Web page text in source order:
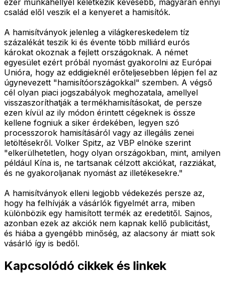
család elől veszik el a kenyeret a hamisítók.
A hamisítványok jelenleg a világkereskedelem tíz
százalékát teszik ki és évente több milliárd eurós
károkat okoznak a fejlett országoknak. A német
egyesület ezért próbál nyomást gyakorolni az Európai
Unióra, hogy az eddigieknél erőteljesebben lépjen fel az
úgynevezett "hamisítóországokkal" szemben. A végső
cél olyan piaci jogszabályok meghozatala, amellyel
visszaszoríthatják a termékhamisításokat, de persze
ezen kívül az ily módon érintett cégeknek is össze
kellene fogniuk a siker érdekében, legyen szó
processzorok hamisításáról vagy az illegális zenei
letöltésekről. Volker Spitz, az VBP elnöke szerint
"elkerülhetetlen, hogy olyan országokban, mint, amilyen
például Kína is, ne tartsanak célzott akciókat, razziákat,
és ne gyakoroljanak nyomást az illetékesekre."
A hamisítványok elleni legjobb védekezés persze az,
hogy ha felhívják a vásárlók figyelmét arra, miben
különbözik egy hamisított termék az eredetitől. Sajnos,
azonban ezek az akciók nem kapnak kellő publicitást,
és hiába a gyengébb minőség, az alacsony ár miatt sok
vásárló így is bedől.
Kapcsolódó cikkek és linkek